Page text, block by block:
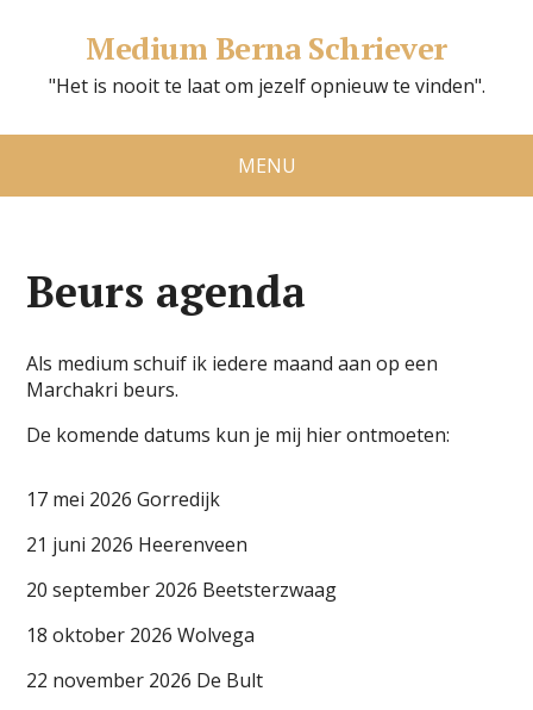
Medium Berna Schriever
"Het is nooit te laat om jezelf opnieuw te vinden".
MENU
Beurs agenda
Als medium schuif ik iedere maand aan op een
Marchakri beurs.
De komende datums kun je mij hier ontmoeten:
17 mei 2026 Gorredijk
21 juni 2026 Heerenveen
20 september 2026 Beetsterzwaag
18 oktober 2026 Wolvega
22 november 2026 De Bult